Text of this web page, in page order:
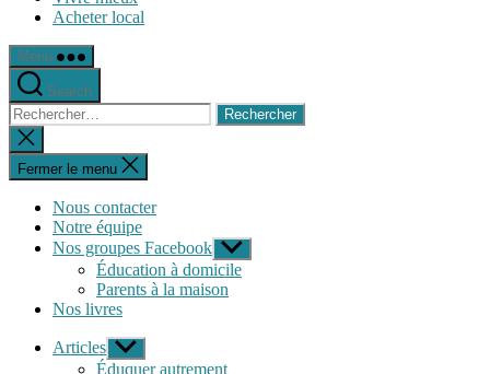
Acheter local
Menu
Search
Rechercher :
Fermer
la
recherche
Fermer le menu
Nous contacter
Notre équipe
Nos groupes Facebook Afficher
le
sous-
menu
Éducation à domicile
Parents à la maison
Nos livres
Articles Afficher
le
Éduquer autrement